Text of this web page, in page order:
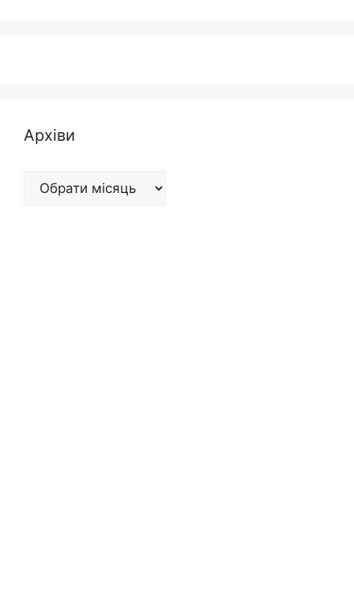
Архіви
Архіви